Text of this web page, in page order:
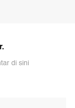
di sini